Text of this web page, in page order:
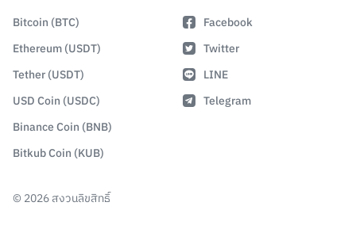
Bitcoin (BTC)
Ethereum (USDT)
Tether (USDT)
USD Coin (USDC)
Binance Coin (BNB)
Bitkub Coin (KUB)
Facebook
Twitter
LINE
Telegram
© 2026สงวนลิขสิทธิ์